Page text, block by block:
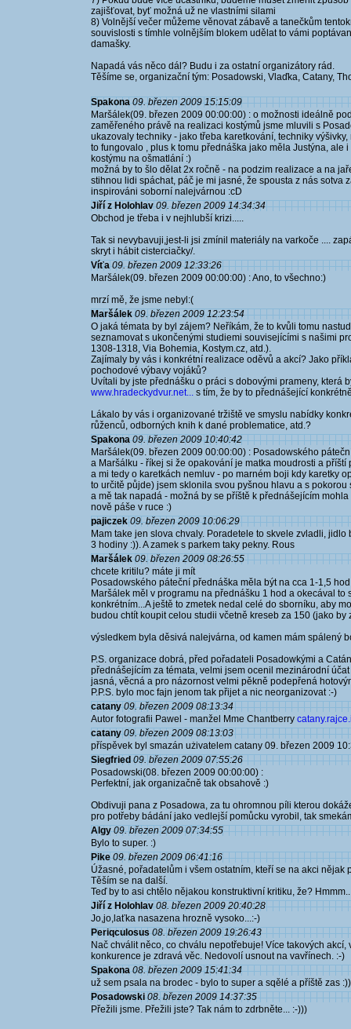
zajišťovat, byť možná už ne vlastními silami
8) Volnější večer můžeme věnovat zábavě a tanečkům
souvislosti s tímhle volnějším blokem udělat to vámi
damašky.
Napadá vás něco dál? Budu i za ostatní organizátory rád.
Těšíme se, organizační tým: Posadowski, Vlaďka, Catany,
Spakona 09. březen 2009 15:15:09
Maršálek(09. březen 2009 00:00:00) : o možnosti ideálně
zaměřeného právě na realizaci kostýmů jsme mluvili s
ukazovaly techniky - jako třeba karetkování, techniky
to fungovalo , plus k tomu přednáška jako měla Justýna,
kostýmu na ošmatlání :)
možná by to šlo dělat 2x ročně - na podzim realizace a na
stihnou lidi spáchat, páč je mi jasné, že spousta z nás sotva
inspirováni soborní nalejvárnou :cD
Jiří z Holohlav 09. březen 2009 14:34:34
Obchod je třeba i v nejhlubší krizi.....
Tak si nevybavuji,jest-li jsi zmínil materiály na varkoče ....
skryt i hábit cisterciačky/.
Víťa 09. březen 2009 12:33:26
Maršálek(09. březen 2009 00:00:00) : Ano, to všechno:)
mrzí mě, že jsme nebyl:(
Maršálek 09. březen 2009 12:23:54
O jaká témata by byl zájem? Neříkám, že to kvůli tomu
seznamovat s ukončenými studiemi souvisejícími s našimi
1308-1318, Via Bohemia, Kostym.cz, atd.).
Zajímaly by vás i konkrétní realizace oděvů a akcí? Jako
pochodové výbavy vojáků?
Uvítali by jste přednášku o práci s dobovými prameny, která
www.hradeckydvur.net... s tím, že by to přednášející
Lákalo by vás i organizované tržiště ve smyslu nabídky
růženců, odborných knih k dané problematice, atd.?
Spakona 09. březen 2009 10:40:42
Maršálek(09. březen 2009 00:00:00) : Posadowského
a Maršálku - říkej si že opakování je matka moudrosti a
a mi tedy o karetkách nemluv - po marném boji kdy karetky
to určitě půjde) jsem sklonila svou pyšnou hlavu a s
a mě tak napadá - možná by se příště k přednášejícím
nově páše v ruce :)
pajiczek 09. březen 2009 10:06:29
Mam take jen slova chvaly. Poradetele to skvele zvladli,
3 hodiny :)). A zamek s parkem taky pekny. Rous
Maršálek 09. březen 2009 08:26:55
chcete kritilu? máte ji mít
Posadowského páteční přednáška měla být na cca 1-1,5
Maršálek měl v programu na přednášku 1 hod a okecával
konkrétním...A ještě to zmetek nedal celé do sborníku, aby
budou chtít koupit celou studii včetně kreseb za 150 (jako by
výsledkem byla děsivá nalejvárna, od kamen mám spálený
P.S. organizace dobrá, před pořadateli Posadowkými a
přednášejícím za témata, velmi jsem ocenil mezinárodní
jasná, věcná a pro názornost velmi pěkně podepřená
P.P.S. bylo moc fajn jenom tak přijet a nic neorganizovat :-)
catany 09. březen 2009 08:13:34
Autor fotografii Pawel - manžel Mme Chantberry
catany 09. březen 2009 08:13:03
příspěvek byl smazán użivatelem catany 09. březen 2009
Siegfried 09. březen 2009 07:55:26
Posadowski(08. březen 2009 00:00:00) :
Perfektní, jak organizačně tak obsahově :)
Obdivuji pana z Posadowa, za tu ohromnou píli kterou
pro potřeby bádání jako vedlejší pomůcku vyrobil, tak
Algy 09. březen 2009 07:34:55
Bylo to super. :)
Pike 09. březen 2009 06:41:16
Úžasné, pořadatelům i všem ostatním, kteří se na akci
Těším se na další.
Teď by to asi chtělo nějakou konstruktivní kritiku, že?
Jiří z Holohlav 08. březen 2009 20:40:28
Jo,jo,laťka nasazena hrozně vysoko...:-)
Periqculosus 08. březen 2009 19:26:43
Nač chválit něco, co chválu nepotřebuje! Více takových
konkurence je zdravá věc. Nedovolí usnout na vavřínech. :-)
Spakona 08. březen 2009 15:41:34
už sem psala na brodec - bylo to super a sqělé a příště zas
Posadowski 08. březen 2009 14:37:35
Přežili jsme. Přežili jste? Tak nám to zdrbněte... :-)))